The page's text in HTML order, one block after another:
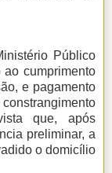
Público
cumprimento
e pagamento
que, após
preliminar, a
o domicílio